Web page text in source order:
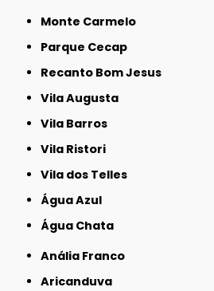
Monte Carmelo
Parque Cecap
Recanto Bom Jesus
Vila Augusta
Vila Barros
Vila Ristori
Vila dos Telles
Água Azul
Água Chata
Anália Franco
Aricanduva